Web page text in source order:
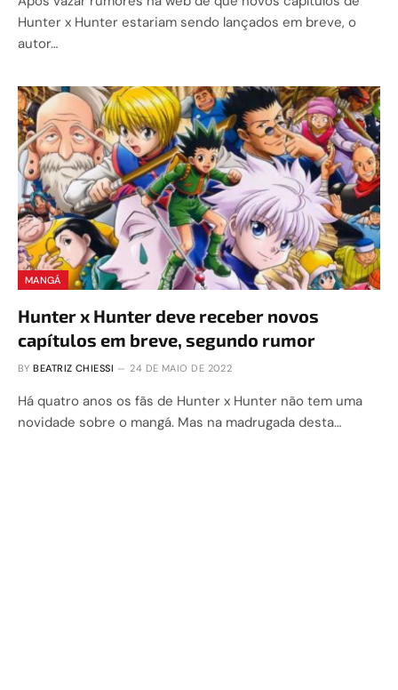
Hunter x Hunter estariam sendo lançados em breve, o
autor…
MANGÁ
Hunter x Hunter deve receber novos
capítulos em breve, segundo rumor
BY BEATRIZ CHIESSI 24 DE MAIO DE 2022
Há quatro anos os fãs de Hunter x Hunter não tem uma
novidade sobre o mangá. Mas na madrugada desta…